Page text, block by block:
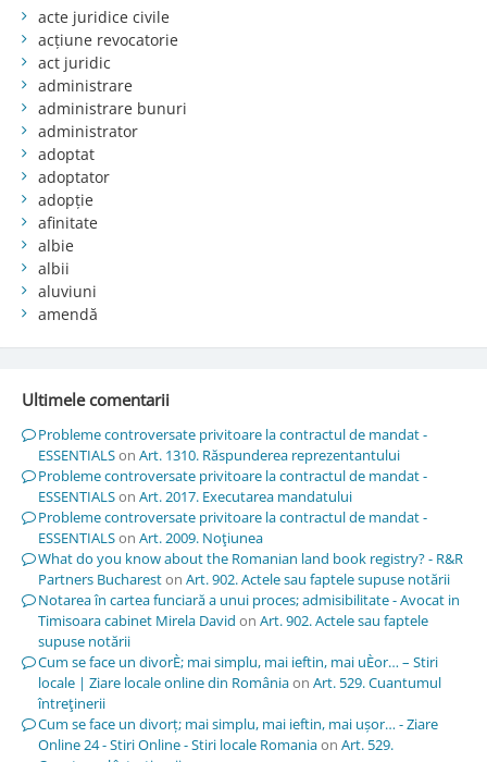
acte juridice civile
acțiune revocatorie
act juridic
administrare
administrare bunuri
administrator
adoptat
adoptator
adopție
afinitate
albie
albii
aluviuni
amendă
Ultimele comentarii
Probleme controversate privitoare la contractul de mandat -
ESSENTIALSon Art. 1310. Răspunderea reprezentantului
Probleme controversate privitoare la contractul de mandat -
ESSENTIALSon Art. 2017. Executarea mandatului
Probleme controversate privitoare la contractul de mandat -
ESSENTIALSon Art. 2009. Noţiunea
What do you know about the Romanian land book registry? - R&R
Partners Buchareston Art. 902. Actele sau faptele supuse notării
Notarea în cartea funciară a unui proces; admisibilitate - Avocat in
Timisoara cabinet Mirela David on Art. 902. Actele sau faptele
supuse notării
Cum se face un divorÈ; mai simplu, mai ieftin, mai uÈor… – Stiri
locale | Ziare locale online din Româniaon Art. 529. Cuantumul
întreţinerii
Cum se face un divorț; mai simplu, mai ieftin, mai ușor… - Ziare
Online 24 - Stiri Online - Stiri locale Romaniaon Art. 529.